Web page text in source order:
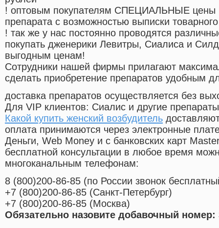
! оптовым покупателям СПЕЦИАЛЬНЫЕ цены
препарата с возможностью выписки
! так же у нас постоянно проводятся
покупать дженерики Левитры, Сиалиса и
выгодным ценам!
Cотрудники нашей фирмы прилагают
сделать приобретение препаратов удобным
доставка препаратов осуществляется без
Для VIP клиентов: Сиалис и другие
Какой купить женский возбудитель
оплата принимаются через электронные
Деньги, Web Money и с банковских карт
бесплатной консультации в любое время
многоканальным телефонам:
8 (800)200-86-85 (по России звонок
+7 (800)200-86-85 (Санкт-Петербург)
+7 (800)200-86-85 (Москва)
Обязательно назовите добавочный номер: